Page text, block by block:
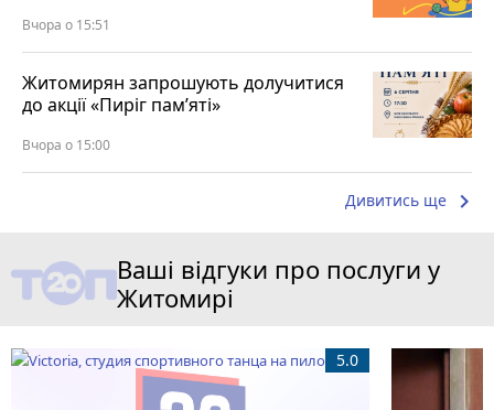
Вчора о 15:51
Житомирян запрошують долучитися
до акції «Пиріг пам’яті»
Вчора о 15:00
Дивитись ще keyboard_arrow_right
Ваші відгуки про послуги у
Житомирі
5.0